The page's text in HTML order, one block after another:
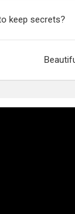
keep secrets?